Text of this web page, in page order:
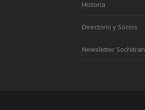
Historia
Directorio y Socios
Newsletter Sochitran